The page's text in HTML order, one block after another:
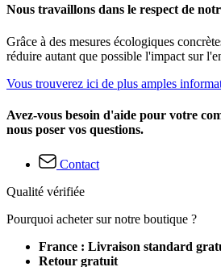
Nous travaillons dans le respect de
Grâce à des mesures écologiques
réduire autant que possible l'impact sur
Vous trouverez ici de plus amples
Avez-vous besoin d'aide pour votre
nous poser vos questions.
Contact
Qualité vérifiée
Pourquoi acheter sur notre boutique ?
France : Livraison standard
Retour gratuit